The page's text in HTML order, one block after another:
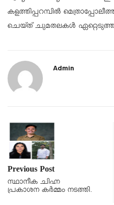
കളത്തിപ്പറമ്പിൽ
ചെയ്ത് ചുമതലകൾ
Admin
Previous Post
സ്ഥാനീക ചിഹ്ന
പ്രകാശന കർമ്മം നടത്തി.